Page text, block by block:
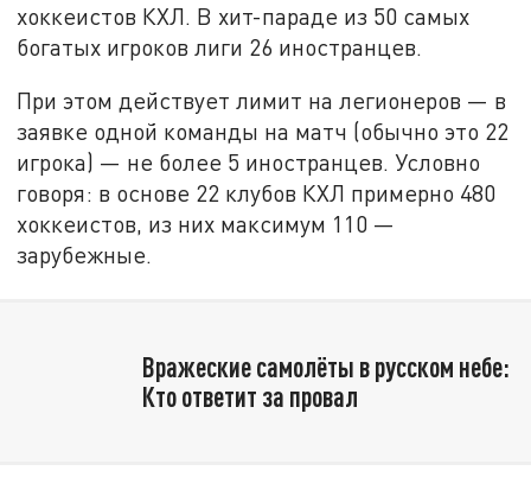
хоккеистов КХЛ. В хит-параде из 50 самых
богатых игроков лиги 26 иностранцев.
При этом действует лимит на легионеров — в
заявке одной команды на матч (обычно это 22
игрока) — не более 5 иностранцев. Условно
говоря: в основе 22 клубов КХЛ примерно 480
хоккеистов, из них максимум 110 —
зарубежные.
Вражеские самолёты в русском небе:
Кто ответит за провал